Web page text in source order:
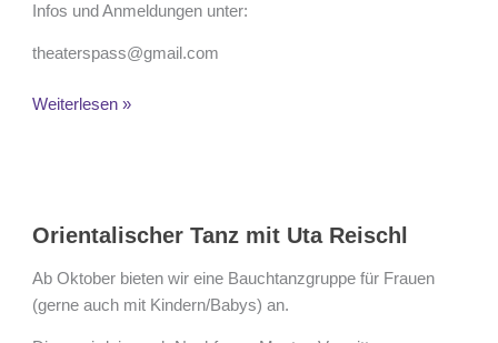
Infos und Anmeldungen unter:
theaterspass@gmail.com
Weiterlesen »
Orientalischer Tanz mit Uta Reischl
Ab Oktober bieten wir eine Bauchtanzgruppe für Frauen
(gerne auch mit Kindern/Babys) an.
mit
Uta
Reischl